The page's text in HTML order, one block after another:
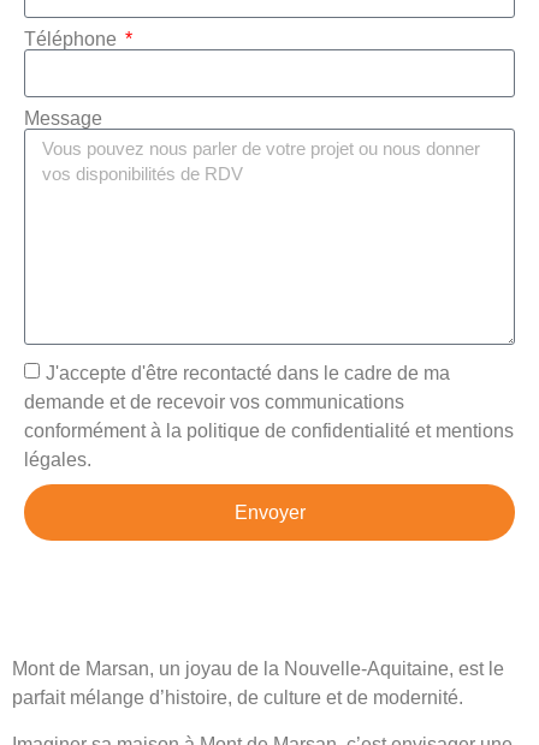
Téléphone
Message
J'accepte d'être recontacté dans le cadre de ma
demande et de recevoir vos communications
conformément à la politique de confidentialité et mentions
légales.
Envoyer
Mont de Marsan, un joyau de la Nouvelle-Aquitaine, est le
parfait mélange d’histoire, de culture et de modernité.